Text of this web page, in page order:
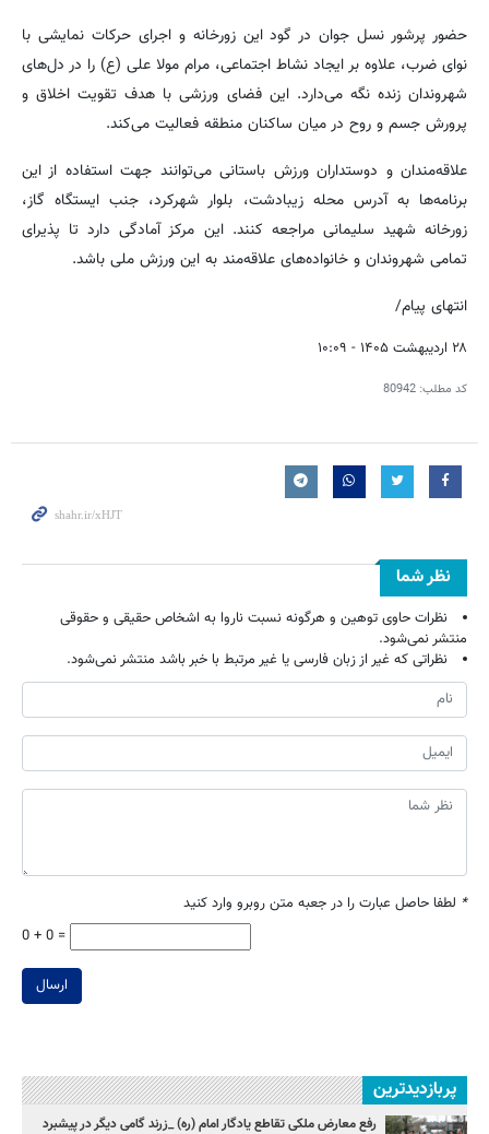
حضور پرشور نسل جوان در گود این زورخانه و اجرای حرکات نمایشی با
نوای ضرب، علاوه بر ایجاد نشاط اجتماعی، مرام مولا علی (ع) را در دل‌های
شهروندان زنده نگه می‌دارد. این فضای ورزشی با هدف تقویت اخلاق و
پرورش جسم و روح در میان ساکنان منطقه فعالیت می‌کند.
علاقه‌مندان و دوستداران ورزش باستانی می‌توانند جهت استفاده از این
برنامه‌ها به آدرس محله زیبادشت، بلوار شهرکرد، جنب ایستگاه گاز،
زورخانه شهید سلیمانی مراجعه کنند. این مرکز آمادگی دارد تا پذیرای
تمامی شهروندان و خانواده‌های علاقه‌مند به این ورزش ملی باشد.
انتهای پیام/
۲۸ اردیبهشت ۱۴۰۵ - ۱۰:۰۹
کد مطلب: 80942
نظر شما
نظرات حاوی توهین و هرگونه نسبت ناروا به اشخاص حقیقی و حقوقی
منتشر نمی‌شود.
نظراتی که غیر از زبان فارسی یا غیر مرتبط با خبر باشد منتشر نمی‌شود.
* لطفا حاصل عبارت را در جعبه متن روبرو وارد کنید
0 + 0 =
ارسال
پربازدیدترین
رفع معارض ملکی تقاطع یادگار امام (ره) _زرند گامی دیگر در پیشبرد